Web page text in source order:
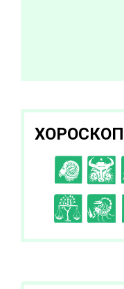
ХОРОСКОП
C D
I J